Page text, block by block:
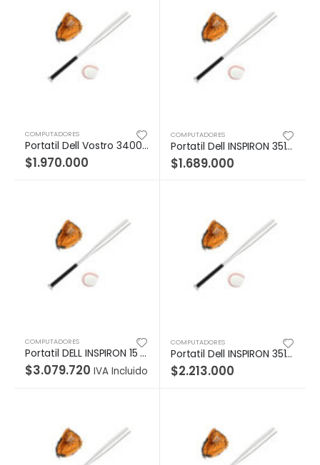
COMPUTADORES
Portatil Dell Vostro 3400, Intel Core i5-1135G7 Processor (8MB Cache, up to 4.2 GHz), 4GB, 4Gx1, DDR4, 3200MHz_2666MHz Ach, 1TB 5.4K HDD 2.5″, 14.0-inch HD (1366 x 768) Anti-glare LED Backlight Non-touch Narrow Border Display, Ubuntu Linux 20.04, 802.11ac 1×1 WiFi and Bluetooth, 1 año de servicio de hardware con OnSite
$1.970.000
COMPUTADORES
Portatil Dell INSPIRON 3511 Intel Core I3 1005G1 15,6″ Pulgadas Disco Duro 1 TB Memoria 4 GB Ubuntu Linux Black
$1.689.000
COMPUTADORES
Portatil DELL INSPIRON 15 3511 Intel Core I5 1135G7 / 8GB / 256 SSD 15,6″ FHD Ubuntu Linux 20.04, Black
$3.079.720 IVA Incluido
COMPUTADORES
Portatil Dell INSPIRON 3511 Intel Core I3 1115G4 15,6″ Pulgadas SSD 256 Memoria 4 GB Windows 11 Home, Silver
$2.213.000